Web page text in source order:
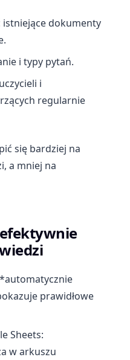
dokumenty
i typy pytań.
i
regularnie
się bardziej na
a mniej na
prawidłowe
Sheets:
w arkuszu